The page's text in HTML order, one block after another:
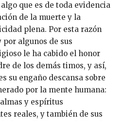
que es de toda evidencia
de la muerte y la
plena. Por esta razón
algunos de sus
le ha cabido el honor
de los demás timos, y así,
su engaño descansa sobre
por la mente humana:
y espíritus
reales, y también de sus